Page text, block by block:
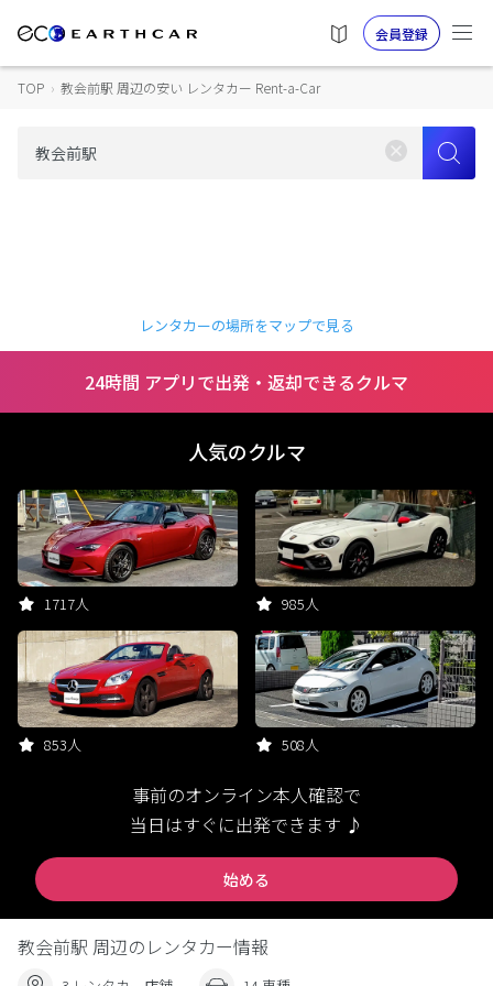
会員登録
TOP › 教会前駅 周辺の安い レンタカー Rent-a-Car
レンタカーの場所をマップで見る
24時間 アプリで出発・返却できるクルマ
人気のクルマ
1717人 985人
853人 508人
事前のオンライン本人確認で
当日はすぐに出発できます ♪
始める
教会前駅 周辺のレンタカー情報